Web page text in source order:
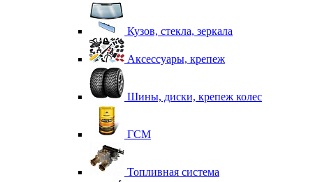
Кузов, стекла, зеркала
Аксессуары, крепеж
Шины, диски, крепеж колес
ГСМ
Топливная система